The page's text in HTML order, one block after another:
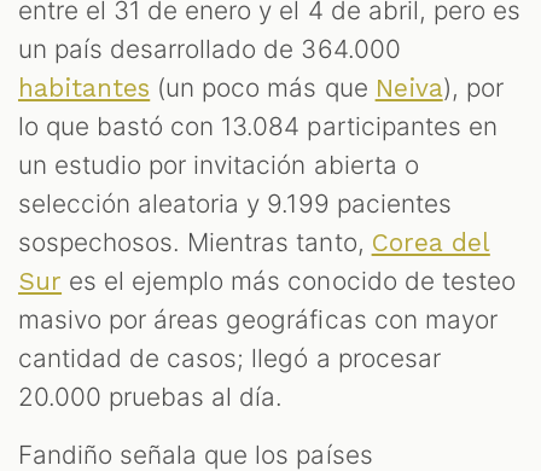
entre el 31 de enero y el 4 de abril, pero es
un país desarrollado de 364.000
habitantes (un poco más que Neiva), por
lo que bastó con 13.084 participantes en
un estudio por invitación abierta o
selección aleatoria y 9.199 pacientes
sospechosos. Mientras tanto, Corea del
Sur es el ejemplo más conocido de testeo
masivo por áreas geográficas con mayor
cantidad de casos; llegó a procesar
20.000 pruebas al día.
Fandiño señala que los países